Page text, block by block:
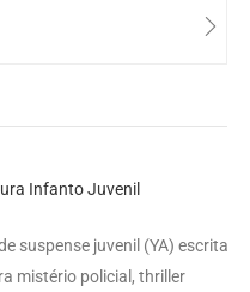
Infanto Juvenil
suspense juvenil (YA) escrita
mistério policial, thriller